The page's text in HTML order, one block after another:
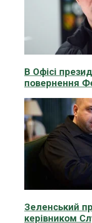
В Офісі
повернення
Зеленський
керівником